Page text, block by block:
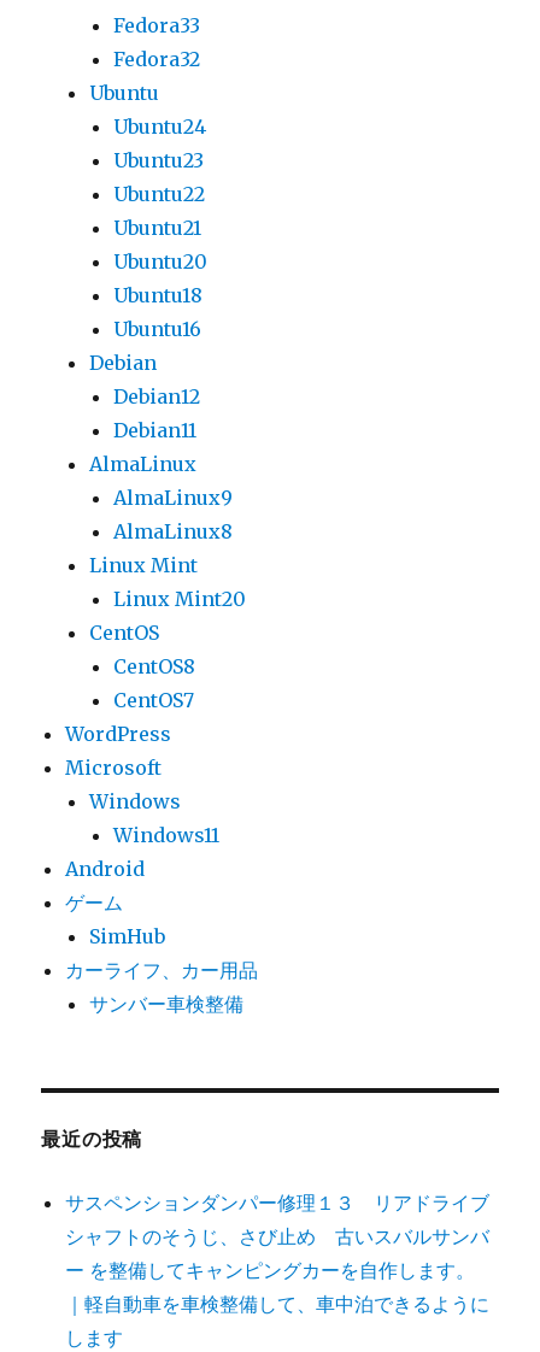
Fedora33
Fedora32
Ubuntu
Ubuntu24
Ubuntu23
Ubuntu22
Ubuntu21
Ubuntu20
Ubuntu18
Ubuntu16
Debian
Debian12
Debian11
AlmaLinux
AlmaLinux9
AlmaLinux8
Linux Mint
Linux Mint20
CentOS
CentOS8
CentOS7
WordPress
Microsoft
Windows
Windows11
Android
ゲーム
SimHub
カーライフ、カー用品
サンバー車検整備
最近の投稿
サスペンションダンパー修理１３ リアドライブ
シャフトのそうじ、さび止め 古いスバルサンバ
ー を整備してキャンピングカーを自作します。
｜軽自動車を車検整備して、車中泊できるように
します